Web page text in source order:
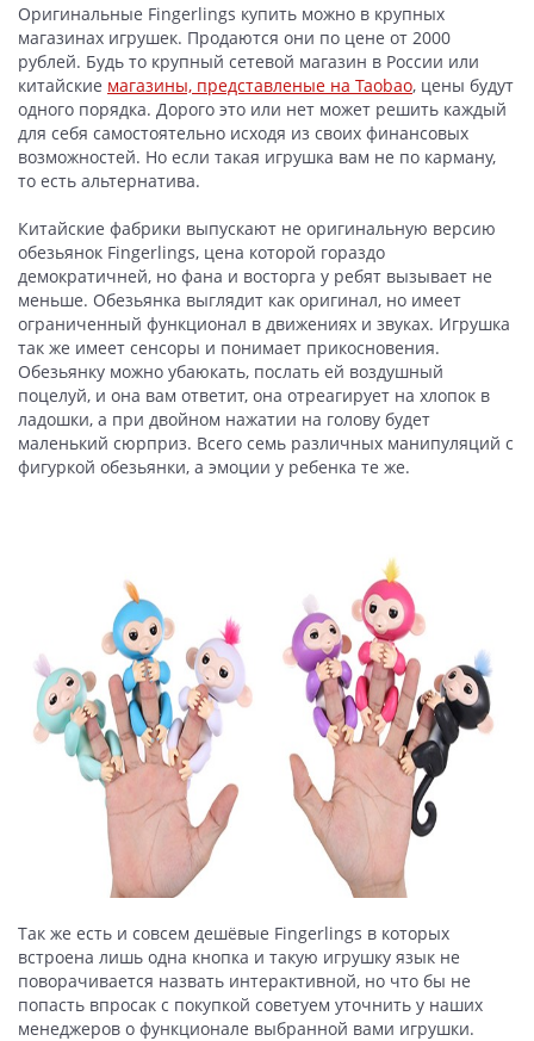
Оригинальные Fingerlings купить можно в крупных
магазинах игрушек. Продаются они по цене от 2000
рублей. Будь то крупный сетевой магазин в России или
китайские магазины, представленые на Taobao, цены будут
одного порядка. Дорого это или нет может решить каждый
для себя самостоятельно исходя из своих финансовых
возможностей. Но если такая игрушка вам не по карману,
то есть альтернатива.
Китайские фабрики выпускают не оригинальную версию
обезьянок Fingerlings, цена которой гораздо
демократичней, но фана и восторга у ребят вызывает не
меньше. Обезьянка выглядит как оригинал, но имеет
ограниченный функционал в движениях и звуках. Игрушка
так же имеет сенсоры и понимает прикосновения.
Обезьянку можно убаюкать, послать ей воздушный
поцелуй, и она вам ответит, она отреагирует на хлопок в
ладошки, а при двойном нажатии на голову будет
маленький сюрприз. Всего семь различных манипуляций с
фигуркой обезьянки, а эмоции у ребенка те же.
Так же есть и совсем дешёвые Fingerlings в которых
встроена лишь одна кнопка и такую игрушку язык не
поворачивается назвать интерактивной, но что бы не
попасть впросак с покупкой советуем уточнить у наших
менеджеров о функционале выбранной вами игрушки.